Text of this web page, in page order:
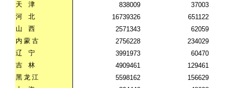
天
津 838009
37003
河
北 16739326
651122
山
西 2571343
62059
内 蒙 古 2756228
234029
辽
宁 3991973
60470
吉
林 4909461
129461
黑 龙 江 5598162
156629